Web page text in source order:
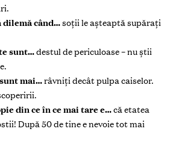
dilemă când…soţii le aşteaptă supăraţi
sunt…destul de periculoase – nu ştii
mai…râvniţi decât pulpa caiselor.
din ce în ce mai tare e…că etatea
După 50 de tine e nevoie tot mai